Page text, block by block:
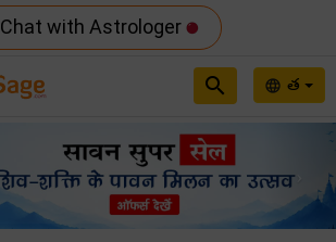
Chat with Astrologer
language త
search